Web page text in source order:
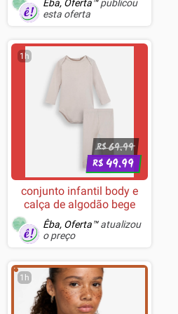
Êba, Oferta™publicou
esta oferta
1h
R$69.99
R$49.99
conjunto infantil body e
calça de algodão bege
Êba, Oferta™atualizou
o preço
1h